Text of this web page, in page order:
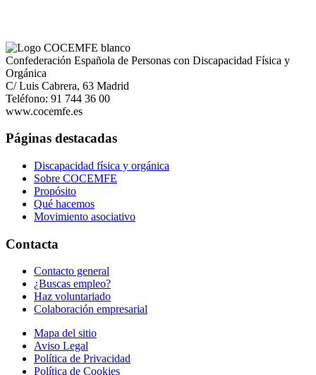
Confederación Española de Personas con Discapacidad Física y
Orgánica
C/ Luis Cabrera, 63 Madrid
Teléfono: 91 744 36 00
www.cocemfe.es
Páginas destacadas
Discapacidad física y orgánica
Sobre COCEMFE
Propósito
Qué hacemos
Movimiento asociativo
Contacta
Contacto general
¿Buscas empleo?
Haz voluntariado
Colaboración empresarial
Mapa del sitio
Aviso Legal
Política de Privacidad
Política de Cookies